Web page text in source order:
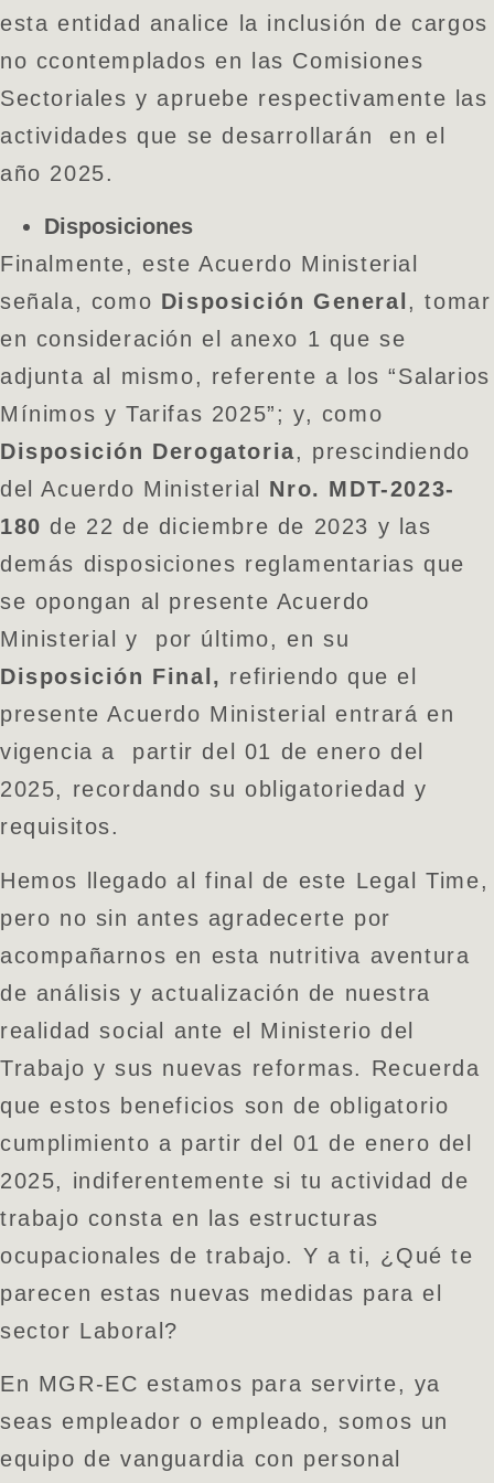
esta entidad analice la inclusión de cargos
no ccontemplados en las Comisiones
Sectoriales y apruebe respectivamente las
actividades que se desarrollarán en el
año 2025.
Disposiciones
Finalmente, este Acuerdo Ministerial
señala, como Disposición General , tomar
en consideración el anexo 1 que se
adjunta al mismo, referente a los “Salarios
Mínimos y Tarifas 2025”; y, como
Disposición Derogatoria, prescindiendo
del Acuerdo Ministerial Nro. MDT-2023-
180 de 22 de diciembre de 2023 y las
demás disposiciones reglamentarias que
se opongan al presente Acuerdo
Ministerial y por último, en su
Disposición Final, refiriendo que el
presente Acuerdo Ministerial entrará en
vigencia a partir del 01 de enero del
2025, recordando su obligatoriedad y
requisitos.
Hemos llegado al final de este Legal Time,
pero no sin antes agradecerte por
acompañarnos en esta nutritiva aventura
de análisis y actualización de nuestra
realidad social ante el Ministerio del
Trabajo y sus nuevas reformas. Recuerda
que estos beneficios son de obligatorio
cumplimiento a partir del 01 de enero del
2025, indiferentemente si tu actividad de
trabajo consta en las estructuras
ocupacionales de trabajo. Y a ti, ¿Qué te
parecen estas nuevas medidas para el
sector Laboral?
En MGR-EC estamos para servirte, ya
seas empleador o empleado, somos un
equipo de vanguardia con personal